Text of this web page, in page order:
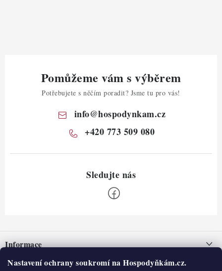
Nastavení ochrany soukromí na Hospodyňkám.cz.
Pomůžeme vám s výběrem
Potřebujete s něčím poradit? Jsme tu pro vás!
info@hospodynkam.cz
+420 773 509 080
pInformace
Nepřevzetí zásilky na dobírku